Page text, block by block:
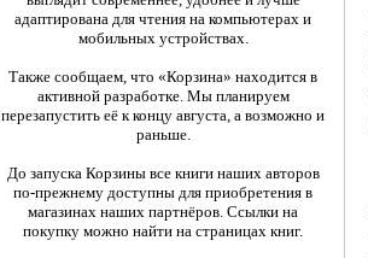
адаптирована для чтения на компьютерах и
мобильных устройствах.
Также сообщаем, что «Корзина» находится в
активной разработке. Мы планируем
перезапустить её к концу августа, а возможно и
раньше.
До запуска Корзины все книги наших авторов
по-прежнему доступны для приобретения в
магазинах наших партнёров. Ссылки на
покупку можно найти на страницах книг.